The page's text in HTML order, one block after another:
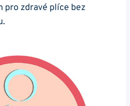
​pro zdravé plíce bez